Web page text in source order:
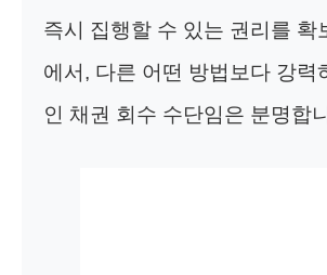
즉시 집행할 수 있는 권리를 확
에서, 다른 어떤 방법보다 강력
인 채권 회수 수단임은 분명합